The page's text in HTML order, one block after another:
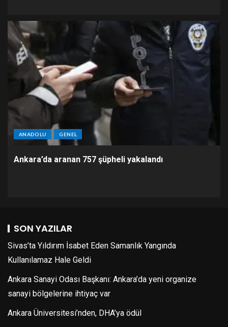
ANADOLU GENEL
Ankara’da aranan 757 şüpheli yakalandı
SON YAZILAR
Sivas’ta Yıldırım İsabet Eden Samanlık Yangında
Kullanılamaz Hale Geldi
Ankara Sanayi Odası Başkanı: Ankara’da yeni organize
sanayi bölgelerine ihtiyaç var
Ankara Üniversitesi’nden, DHA’ya ödül